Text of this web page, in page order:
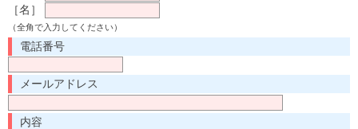
［名］
（全角で入力してください）
電話番号
メールアドレス
内容